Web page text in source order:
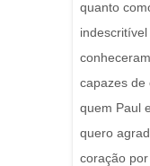
quanto
capazes de
quem Paul
quero
coração